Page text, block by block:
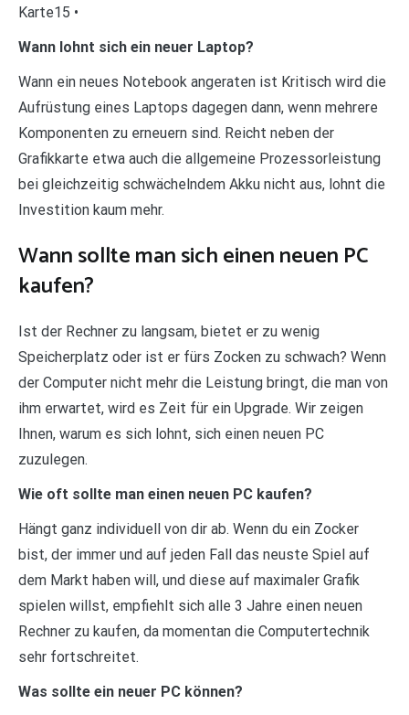
Karte15 •
Wann lohnt sich ein neuer Laptop?
Wann ein neues Notebook angeraten ist Kritisch wird die
Aufrüstung eines Laptops dagegen dann, wenn mehrere
Komponenten zu erneuern sind. Reicht neben der
Grafikkarte etwa auch die allgemeine Prozessorleistung
bei gleichzeitig schwächelndem Akku nicht aus, lohnt die
Investition kaum mehr.
Wann sollte man sich einen neuen PC
kaufen?
Ist der Rechner zu langsam, bietet er zu wenig
Speicherplatz oder ist er fürs Zocken zu schwach? Wenn
der Computer nicht mehr die Leistung bringt, die man von
ihm erwartet, wird es Zeit für ein Upgrade. Wir zeigen
Ihnen, warum es sich lohnt, sich einen neuen PC
zuzulegen.
Wie oft sollte man einen neuen PC kaufen?
Hängt ganz individuell von dir ab. Wenn du ein Zocker
bist, der immer und auf jeden Fall das neuste Spiel auf
dem Markt haben will, und diese auf maximaler Grafik
spielen willst, empfiehlt sich alle 3 Jahre einen neuen
Rechner zu kaufen, da momentan die Computertechnik
sehr fortschreitet.
Was sollte ein neuer PC können?